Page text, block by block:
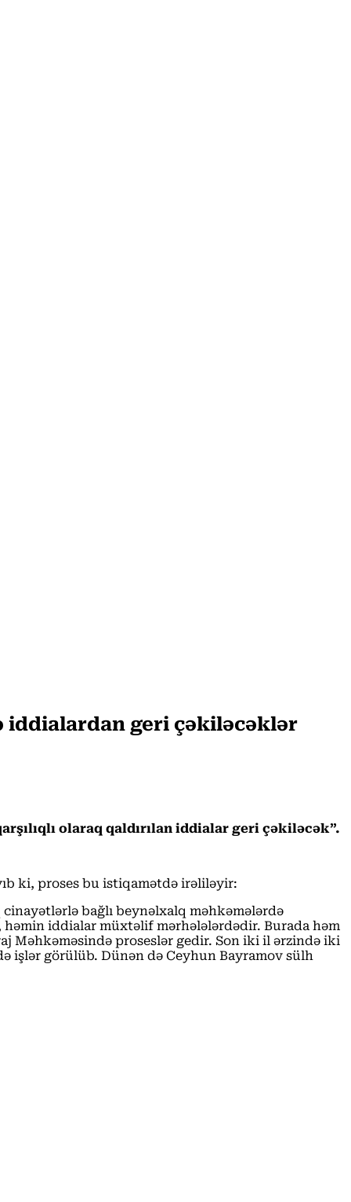
iddialardan geri çəkiləcəklər
olaraq qaldırılan iddialar geri çəkiləcək”.
ki, proses bu istiqamətdə irəliləyir:
bağlı beynəlxalq məhkəmələrdə
iddialar müxtəlif mərhələlərdədir. Burada həm
Məhkəməsində proseslər gedir. Son iki il ərzində iki
işlər görülüb. Dünən də Ceyhun Bayramov sülh